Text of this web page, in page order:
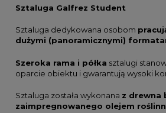
Sztaluga Galfrez Student
Sztaluga dedykowana osobom
dużymi (panoramicznymi)
Szeroka rama i półka sztalugi
oparcie obiektu i gwarantują wysoki
Sztaluga została wykonana z drewna
zaimpregnowanego olejem